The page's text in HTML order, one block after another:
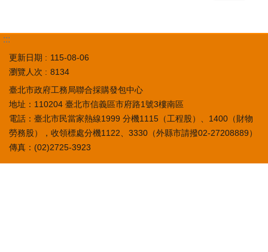
:::
更新日期
115-08-06
瀏覽人次
8134
臺北市政府工務局聯合採購發包中心
地址：110204 臺北市信義區市府路1號3樓南區
電話：臺北市民當家熱線1999 分機1115（工程股）、1400（財物
勞務股），收領標處分機1122、3330（外縣市請撥02-27208889）
傳真：(02)2725-3923